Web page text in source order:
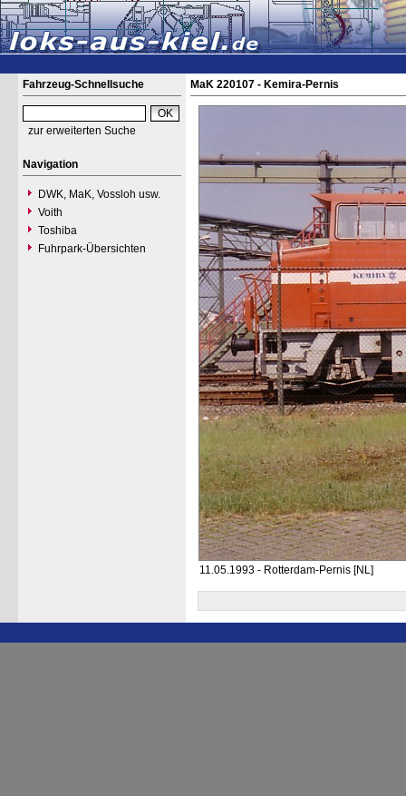
Fahrzeug-Schnellsuche
zur erweiterten Suche
Navigation
DWK, MaK, Vossloh usw.
Voith
Toshiba
Fuhrpark-Übersichten
MaK 220107 - Kemira-Pernis
11.05.1993 - Rotterdam-Pernis [NL]